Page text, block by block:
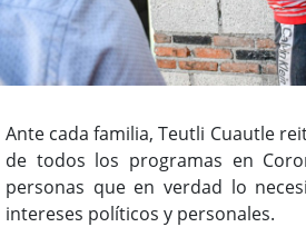
Ante cada familia, Teutli Cuautle
de todos los programas en
personas que en verdad lo
intereses políticos y personales.